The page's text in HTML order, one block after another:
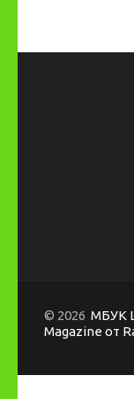
© 2026 МБУК
Magazine от